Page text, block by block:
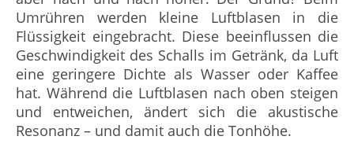
Umrühren werden kleine Luftblasen in die
Flüssigkeit eingebracht. Diese beeinflussen die
Geschwindigkeit des Schalls im Getränk, da Luft
eine geringere Dichte als Wasser oder Kaffee
hat. Während die Luftblasen nach oben steigen
und entweichen, ändert sich die akustische
Resonanz – und damit auch die Tonhöhe.